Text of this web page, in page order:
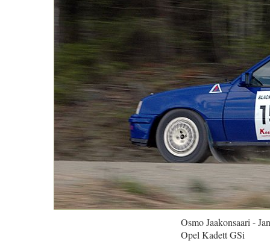
Osmo Jaakonsaari -
Opel Kadett GSi